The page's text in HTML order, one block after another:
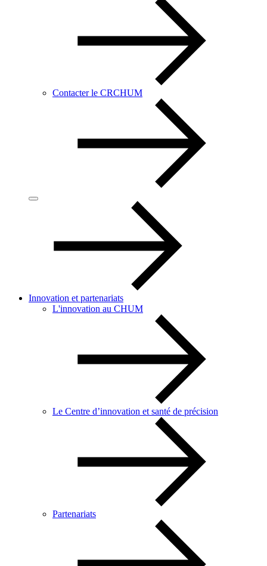
Contacter le CRCHUM
Innovation et partenariats
L'innovation au CHUM
Le Centre d’innovation et santé de précision
Partenariats